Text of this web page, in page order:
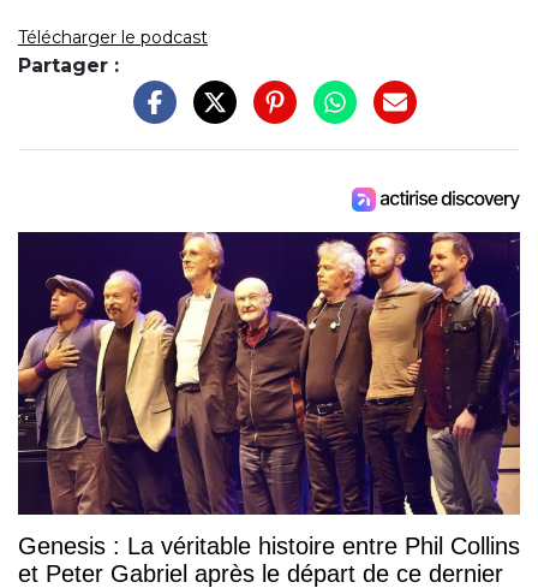
Télécharger le podcast
Partager :
Genesis : La véritable histoire entre Phil Collins
et Peter Gabriel après le départ de ce dernier